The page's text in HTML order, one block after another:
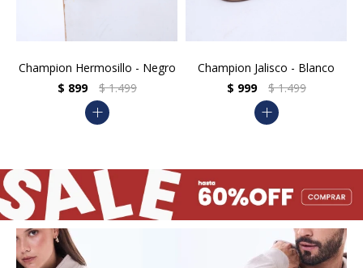
Champion Hermosillo - Negro
$ 899 $ 1.499
add
Champion Jalisco - Blanco
$ 999 $ 1.499
add